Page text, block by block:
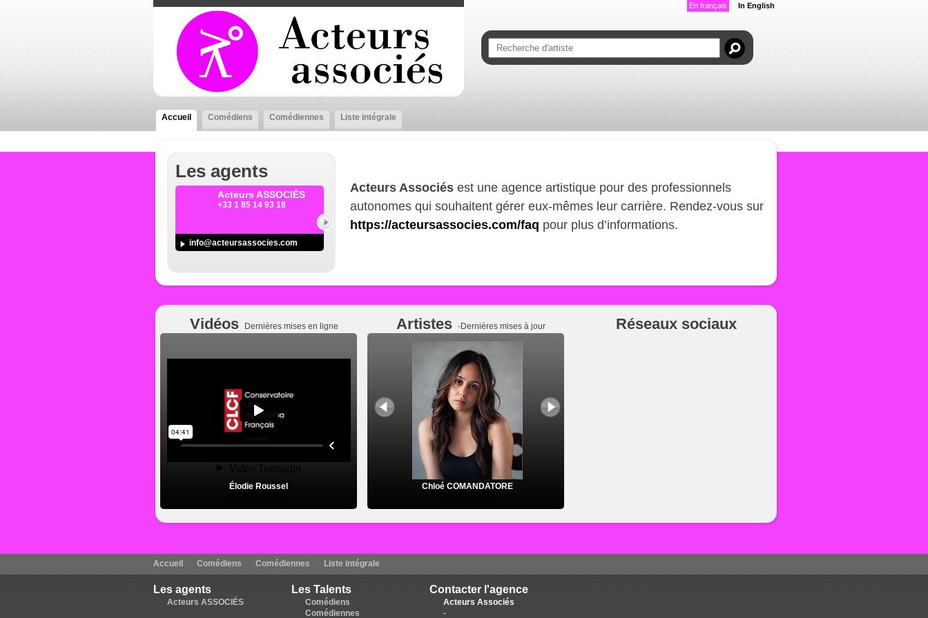
En français In English
Accueil Comédiens Comédiennes Liste intégrale
Les agents
Acteurs ASSOCIÉS
+33 1 85 14 93 18
info@acteursassocies.com
Acteurs Associés est une agence artistique pour des professionnels
autonomes qui souhaitent gérer eux-mêmes leur carrière. Rendez-vous sur
https://acteursassocies.com/faq pour plus d’informations.
Vidéos Dernières mises en ligne
Élodie Roussel
Artistes -Dernières mises à jour
Chloé COMANDATORE
Réseaux sociaux
Accueil Comédiens Comédiennes Liste intégrale
Les agents
Acteurs ASSOCIÉS
Les Talents
Comédiens
Comédiennes
Contacter l'agence
Acteurs Associés
-